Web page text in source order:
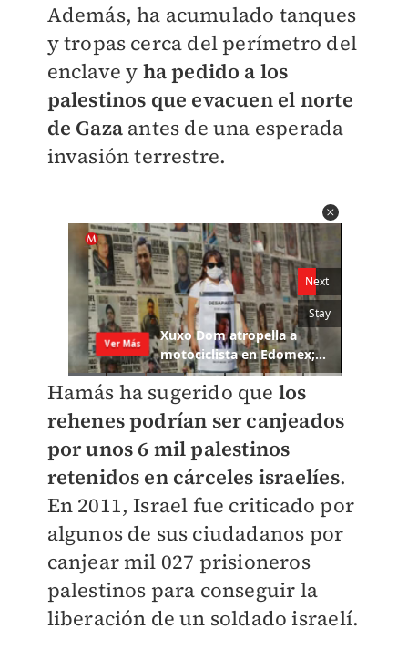
Además, ha acumulado tanques
y tropas cerca del perímetro del
enclave y ha pedido a los
palestinos que evacuen el norte
de Gaza antes de una esperada
invasión terrestre.
Hamás ha sugerido que los
rehenes podrían ser canjeados
por unos 6 mil palestinos
retenidos en cárceles israelíes.
En 2011, Israel fue criticado por
algunos de sus ciudadanos por
canjear mil 027 prisioneros
palestinos para conseguir la
liberación de un soldado israelí.